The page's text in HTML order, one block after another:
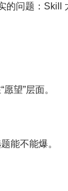
问题：Skill
望”层面。
能不能爆。